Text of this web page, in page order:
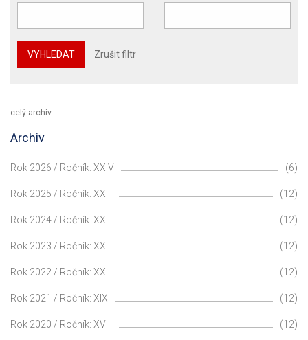
VYHLEDAT Zrušit filtr
celý archiv
Archiv
Rok 2026 / Ročník: XXIV (6)
Rok 2025 / Ročník: XXIII (12)
Rok 2024 / Ročník: XXII (12)
Rok 2023 / Ročník: XXI (12)
Rok 2022 / Ročník: XX (12)
Rok 2021 / Ročník: XIX (12)
Rok 2020 / Ročník: XVIII (12)